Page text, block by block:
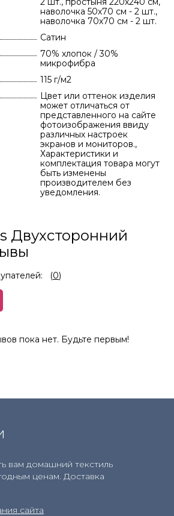
наволочка 50х70 см - 2 шт.,
наволочка 70х70 см - 2 шт.
Сатин
70% хлопок / 30%
микрофибра
115 г/м2
Цвет или оттенок изделия
может отличаться от
представленного на сайте
фотоизображения ввиду
различных настроек
экранов и мониторов.,
Характеристики и
комплектация товара могут
быть изменены
производителем без
уведомления.
Двухсторонний
(0)
пока нет. Будьте первым!
вам домашний текстиль
ценам. Доставка
сайта